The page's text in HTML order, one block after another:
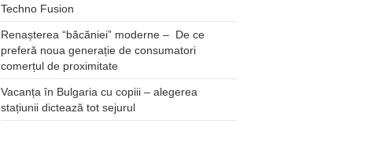
Techno Fusion
Renașterea “băcăniei” moderne – De ce
preferă noua generație de consumatori
comerțul de proximitate
Vacanța în Bulgaria cu copiii – alegerea
stațiunii dictează tot sejurul